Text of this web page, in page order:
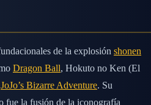
de la explosión shonen
Dragon Ball, Hokuto no Ken (El
JoJo’s Bizarre Adventure. Su
fue la fusión de la iconografía